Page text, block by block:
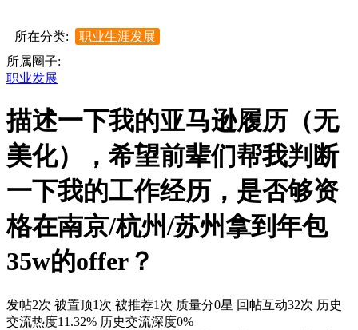
所在分类:
职业生涯发展
所属圈子:
职业发展
描述一下我的亚马逊履历（无
美化），希望前辈们帮我判断
一下我的工作经历，是否够资
格在南京/杭州/苏州拿到年包
35w的offer？
发帖2次 被置顶1次 被推荐1次 质量分0星 回帖互动32次 历史
交流热度11.32% 历史交流深度0%